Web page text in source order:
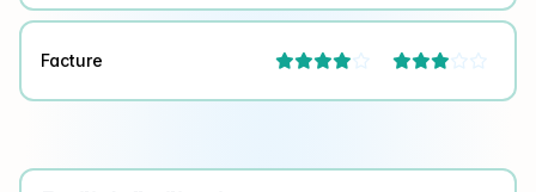
Facture  